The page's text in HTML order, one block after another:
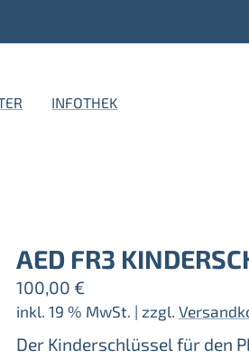
INFOTHEK
AED FR3
100,00 €
inkl. 19 % MwSt. | zzgl.
Der Kinderschlüssel für den